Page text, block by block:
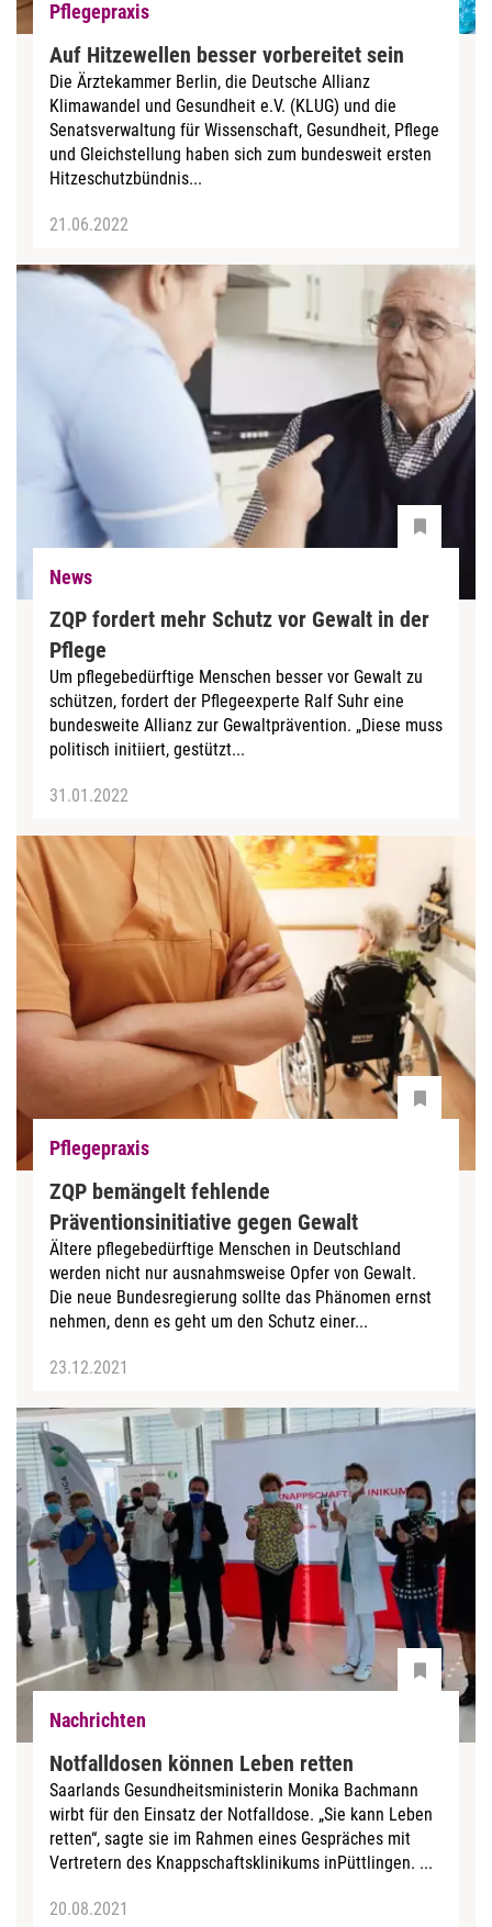
Pflegepraxis
Auf Hitzewellen besser vorbereitet sein
Die Ärztekammer Berlin, die Deutsche Allianz
Klimawandel und Gesundheit e.V. (KLUG) und die
Senatsverwaltung für Wissenschaft, Gesundheit, Pflege
und Gleichstellung haben sich zum bundesweit ersten
Hitzeschutzbündnis...
21.06.2022
News
ZQP fordert mehr Schutz vor Gewalt in der
Pflege
Um pflegebedürftige Menschen besser vor Gewalt zu
schützen, fordert der Pflegeexperte Ralf Suhr eine
bundesweite Allianz zur Gewaltprävention. „Diese muss
politisch initiiert, gestützt...
31.01.2022
Pflegepraxis
ZQP bemängelt fehlende
Präventionsinitiative gegen Gewalt
Ältere pflegebedürftige Menschen in Deutschland
werden nicht nur ausnahmsweise Opfer von Gewalt.
Die neue Bundesregierung sollte das Phänomen ernst
nehmen, denn es geht um den Schutz einer...
23.12.2021
Nachrichten
Notfalldosen können Leben retten
Saarlands Gesundheitsministerin Monika Bachmann
wirbt für den Einsatz der Notfalldose. „Sie kann Leben
retten“, sagte sie im Rahmen eines Gespräches mit
Vertretern des Knappschaftsklinikums inPüttlingen. ...
20.08.2021